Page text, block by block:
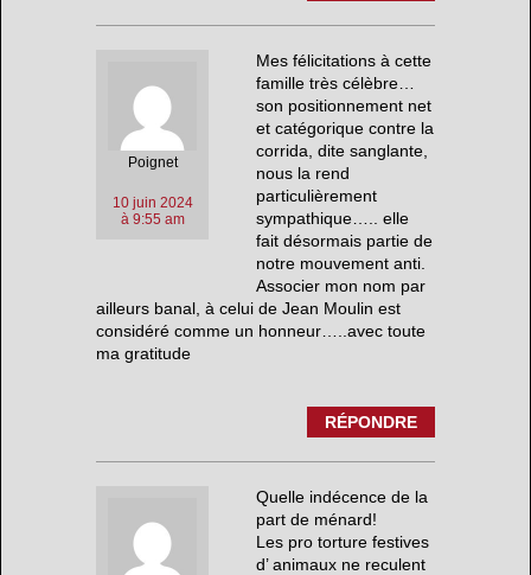
Poignet
10 juin 2024
à 9:55 am
Mes félicitations à cette
famille très célèbre…
son positionnement net
et catégorique contre la
corrida, dite sanglante,
nous la rend
particulièrement
sympathique….. elle
fait désormais partie de
notre mouvement anti.
Associer mon nom par
ailleurs banal, à celui de Jean Moulin est
considéré comme un honneur…..avec toute
ma gratitude
RÉPONDRE
Quelle indécence de la
part de ménard!
Les pro torture festives
d’ animaux ne reculent